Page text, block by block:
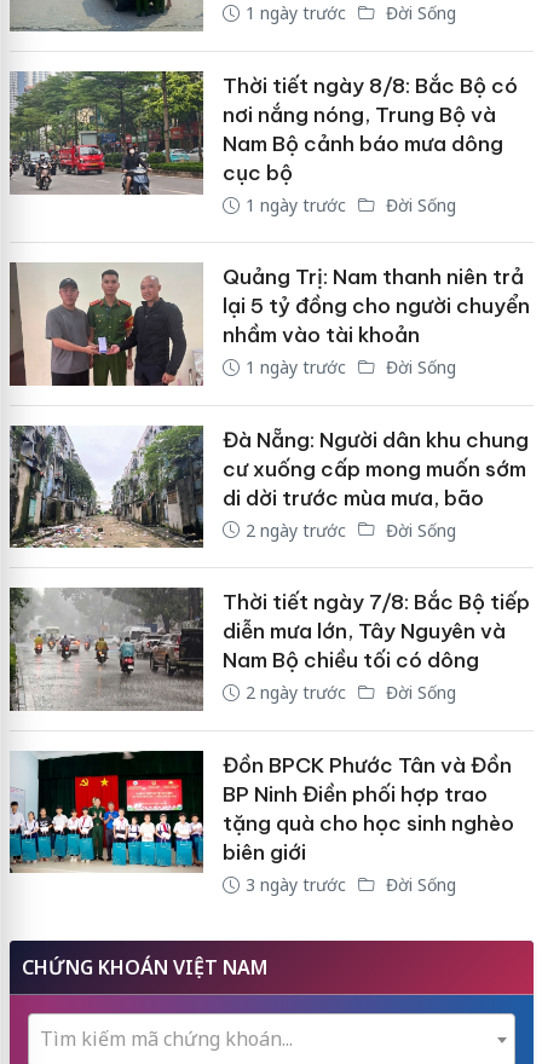
1 ngày trước Đời Sống
Thời tiết ngày 8/8: Bắc Bộ có
nơi nắng nóng, Trung Bộ và
Nam Bộ cảnh báo mưa dông
cục bộ
1 ngày trước Đời Sống
Quảng Trị: Nam thanh niên trả
lại 5 tỷ đồng cho người chuyển
nhầm vào tài khoản
1 ngày trước Đời Sống
Đà Nẵng: Người dân khu chung
cư xuống cấp mong muốn sớm
di dời trước mùa mưa, bão
2 ngày trước Đời Sống
Thời tiết ngày 7/8: Bắc Bộ tiếp
diễn mưa lớn, Tây Nguyên và
Nam Bộ chiều tối có dông
2 ngày trước Đời Sống
Đồn BPCK Phước Tân và Đồn
BP Ninh Điền phối hợp trao
tặng quà cho học sinh nghèo
biên giới
3 ngày trước Đời Sống
CHỨNG KHOÁN VIỆT NAM
Tìm kiếm mã chứng khoán...